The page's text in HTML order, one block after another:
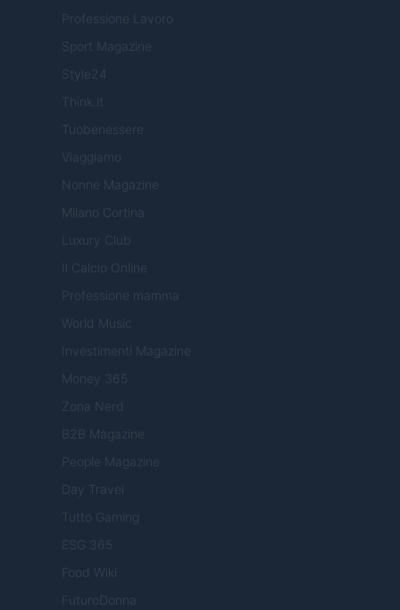
Professione Lavoro
Sport Magazine
Style24
Think.it
Tuobenessere
Viaggiamo
Nonne Magazine
Milano Cortina
Luxury Club
Il Calcio Online
Professione mamma
World Music
Investimenti Magazine
Money 365
Zona Nerd
B2B Magazine
People Magazine
Day Travel
Tutto Gaming
ESG 365
Food Wiki
FuturoDonna